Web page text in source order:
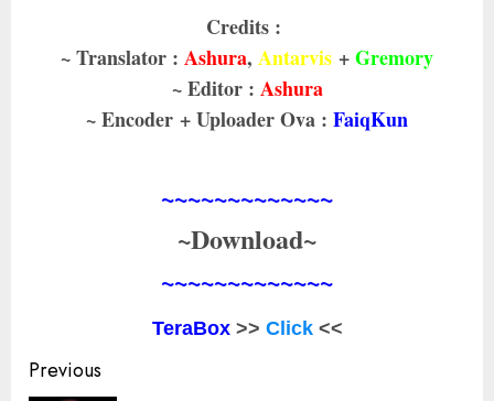
Credits :
~ Translator : Ashura, Antarvis +Gremory
~ Editor : Ashura
~ Encoder + Uploader Ova : FaiqKun
~~~~~~~~~~~~~
~Download~
~~~~~~~~~~~~~
TeraBox>> Click<<
Post
Previous